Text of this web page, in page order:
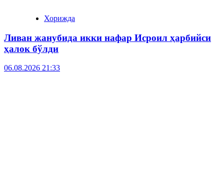
Хорижда
Ливан жанубида икки нафар Исроил ҳарбийси
ҳалок бўлди
06.08.2026 21:33